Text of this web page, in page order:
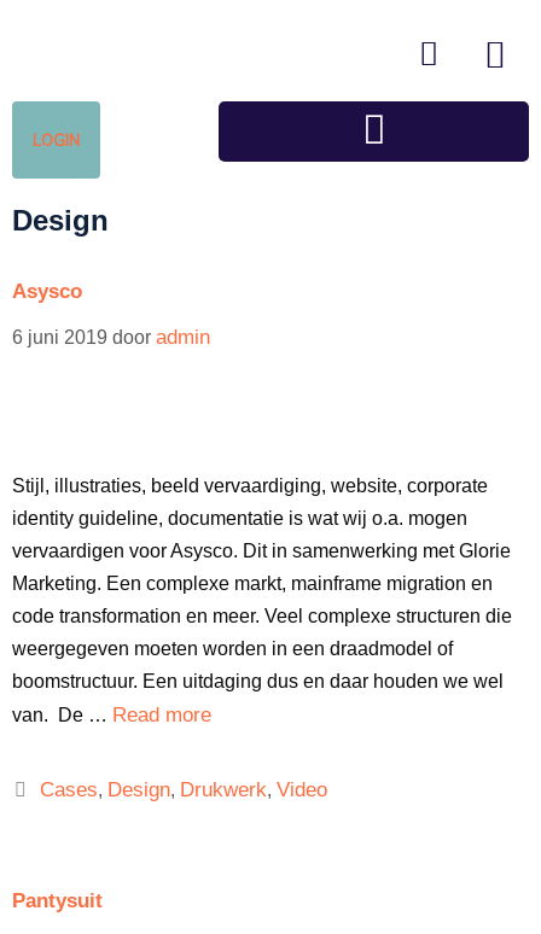
LOGIN
Design
Asysco
6 juni 2019 door admin
Stijl, illustraties, beeld vervaardiging, website, corporate
identity guideline, documentatie is wat wij o.a. mogen
vervaardigen voor Asysco. Dit in samenwerking met Glorie
Marketing. Een complexe markt, mainframe migration en
code transformation en meer. Veel complexe structuren die
weergegeven moeten worden in een draadmodel of
boomstructuur. Een uitdaging dus en daar houden we wel
van. De … Read more
Cases, Design, Drukwerk, Video
Pantysuit